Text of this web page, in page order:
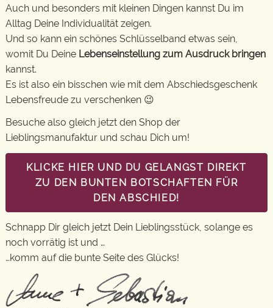
Auch und besonders mit kleinen Dingen kannst Du im
Alltag Deine Individualität zeigen.
Und so kann ein schönes Schlüsselband etwas sein,
womit Du Deine Lebenseinstellung zum Ausdruck bringen
kannst.
Es ist also ein bisschen wie mit dem Abschiedsgeschenk
Lebensfreude zu verschenken 😉
Besuche also gleich jetzt den Shop der
Lieblingsmanufaktur und schau Dich um!
KLICKE HIER UND DU GELANGST DIREKT
ZU DEN BUNTEN BOTSCHAFTEN FÜR
DEN ABSCHIED!
Schnapp Dir gleich jetzt Dein Lieblingsstück, solange es
noch vorrätig ist und …
…komm auf die bunte Seite des Glücks!